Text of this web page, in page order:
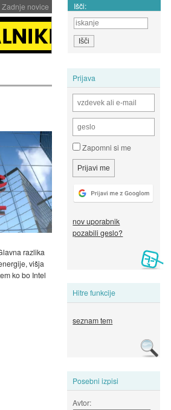
Zadnje novice Išči:
Prijava
Zapomni si me
nov uporabnik
pozabili geslo?
Hitre funkcije
seznam tem
Posebni izpisi
Avtor:
razlika
višja
ko bo Intel